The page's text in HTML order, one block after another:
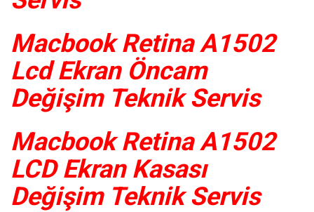
Macbook Retina A1502
Lcd Ekran Öncam
Değişim Teknik Servis
Macbook Retina A1502
LCD Ekran Kasası
Değişim Teknik Servis